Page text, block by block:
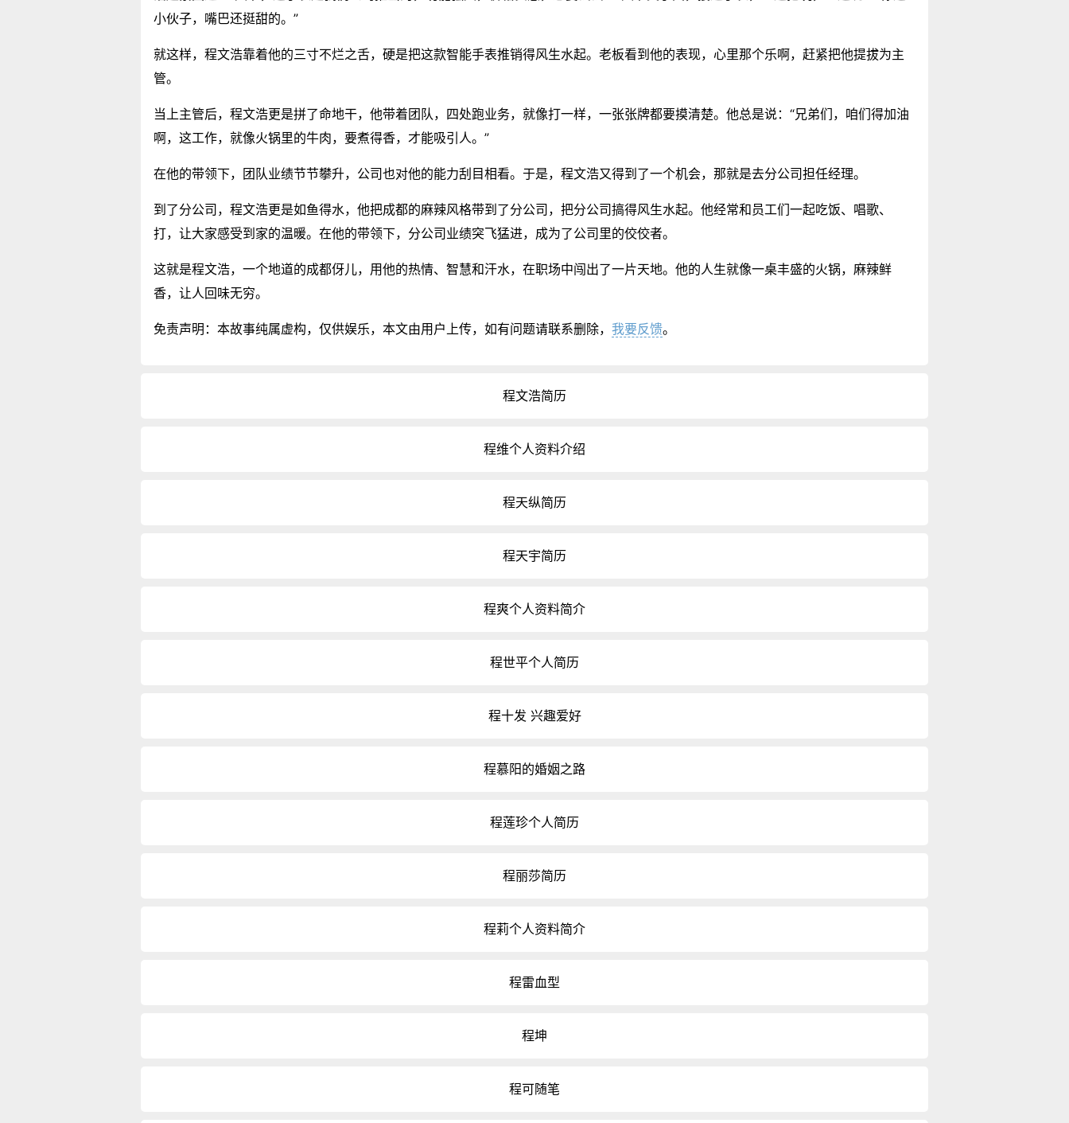
小伙子，嘴巴还挺甜的。”
就这样，程文浩靠着他的三寸不烂之舌，硬是把这款智能手表推销得风生水起。老板看到他的表现，心里那个乐啊，赶紧把他提拔为主
管。
当上主管后，程文浩更是拼了命地干，他带着团队，四处跑业务，就像打一样，一张张牌都要摸清楚。他总是说：“兄弟们，咱们得加油
啊，这工作，就像火锅里的牛肉，要煮得香，才能吸引人。”
在他的带领下，团队业绩节节攀升，公司也对他的能力刮目相看。于是，程文浩又得到了一个机会，那就是去分公司担任经理。
到了分公司，程文浩更是如鱼得水，他把成都的麻辣风格带到了分公司，把分公司搞得风生水起。他经常和员工们一起吃饭、唱歌、
打，让大家感受到家的温暖。在他的带领下，分公司业绩突飞猛进，成为了公司里的佼佼者。
这就是程文浩，一个地道的成都伢儿，用他的热情、智慧和汗水，在职场中闯出了一片天地。他的人生就像一桌丰盛的火锅，麻辣鲜
香，让人回味无穷。
免责声明：本故事纯属虚构，仅供娱乐，本文由用户上传，如有问题请联系删除， 我要反馈。
程文浩简历
程维个人资料介绍
程天纵简历
程天宇简历
程爽个人资料简介
程世平个人简历
程十发 兴趣爱好
程慕阳的婚姻之路
程莲珍个人简历
程丽莎简历
程莉个人资料简介
程雷血型
程坤
程可随笔